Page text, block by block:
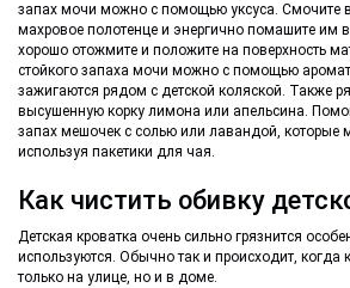
запах мочи можно с помощью уксуса. Смочите
махровое полотенце и энергично помашите им
хорошо отожмите и положите на поверхность
стойкого запаха мочи можно с помощью
зажигаются рядом с детской коляской. Также
высушенную корку лимона или апельсина.
запах мешочек с солью или лавандой, которые
используя пакетики для чая.
Как чистить обивку
Детская кроватка очень сильно грязнится
используются. Обычно так и происходит, когда
только на улице, но и в доме.